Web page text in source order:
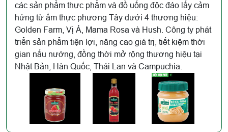
các sản phẩm thực phẩm và đồ uống độc đáo lấy cảm
hứng từ ẩm thực phương Tây dưới 4 thương hiệu:
Golden Farm, Vị Á, Mama Rosa và Hush. Công ty phát
triển sản phẩm tiện lợi, nâng cao giá trị, tiết kiệm thời
gian nấu nướng, đồng thời mở rộng thương hiệu tại
Nhật Bản, Hàn Quốc, Thái Lan và Campuchia.